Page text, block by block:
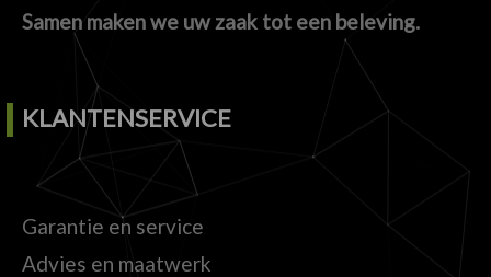
Samen maken we uw zaak tot een beleving.
KLANTENSERVICE
Garantie en service
Advies en maatwerk